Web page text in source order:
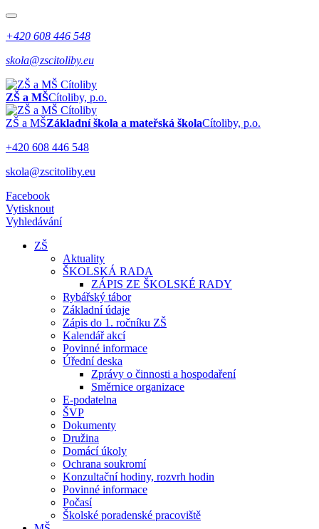
+420 608 446 548
skola@zscitoliby.eu
ZŠ a MŠCítoliby, p.o.
ZŠ a MŠZákladní škola a mateřská školaCítoliby, p.o.
+420 608 446 548
skola@zscitoliby.eu
Facebook
Vytisknout
Vyhledávání
ZŠ
Aktuality
ŠKOLSKÁ RADA
ZÁPIS ZE ŠKOLSKÉ RADY
Rybářský tábor
Základní údaje
Zápis do 1. ročníku ZŠ
Kalendář akcí
Povinné informace
Úřední deska
Zprávy o činnosti a hospodaření
Směrnice organizace
E-podatelna
ŠVP
Dokumenty
Družina
Domácí úkoly
Ochrana soukromí
Konzultační hodiny, rozvrh hodin
Povinné informace
Počasí
Školské poradenské pracoviště